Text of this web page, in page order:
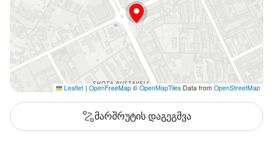
Leaflet | OpenFreeMap© OpenMapTiles Data from OpenStreetMap
მარშრუტის დაგეგმვა